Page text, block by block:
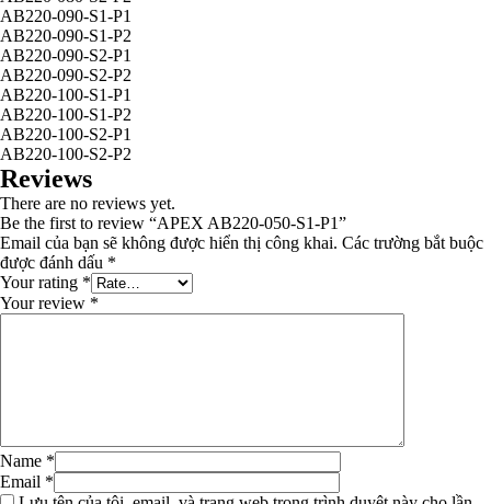
AB220-090-S1-P1
AB220-090-S1-P2
AB220-090-S2-P1
AB220-090-S2-P2
AB220-100-S1-P1
AB220-100-S1-P2
AB220-100-S2-P1
AB220-100-S2-P2
Reviews
There are no reviews yet.
Be the first to review “APEX AB220-050-S1-P1”
Email của bạn sẽ không được hiển thị công khai. Các trường bắt buộc
được đánh dấu *
Your rating *
Your review *
Name *
Email *